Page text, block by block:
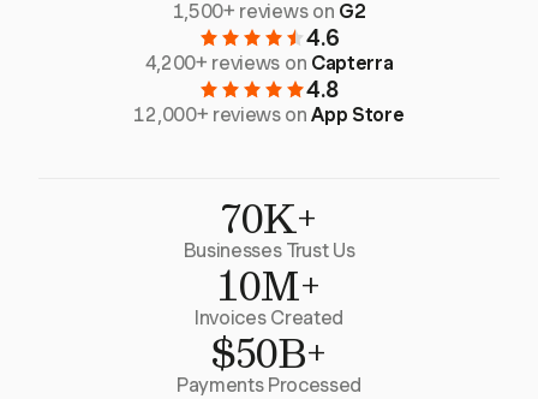
1,500+ reviews on G2
4.6
4,200+ reviews on Capterra
4.8
12,000+ reviews onApp Store
70K+
Businesses Trust Us
10M+
Invoices Created
$50B+
Payments Processed